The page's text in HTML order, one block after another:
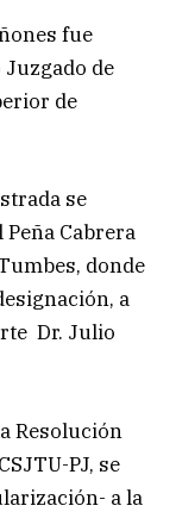
fue
de
de
se
Cabrera
donde
a
Dr. Julio
Resolución
PJ, se
a la